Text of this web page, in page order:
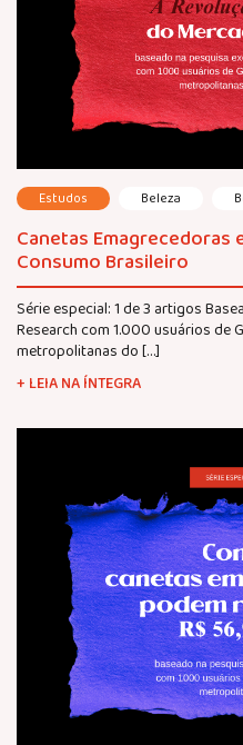
Estudos Beleza
Canetas
Consumo Brasileiro
Série especial: 1 de 3 artigos
Research com 1.000 usuários de
metropolitanas do […]
+ LEIA NA ÍNTEGRA